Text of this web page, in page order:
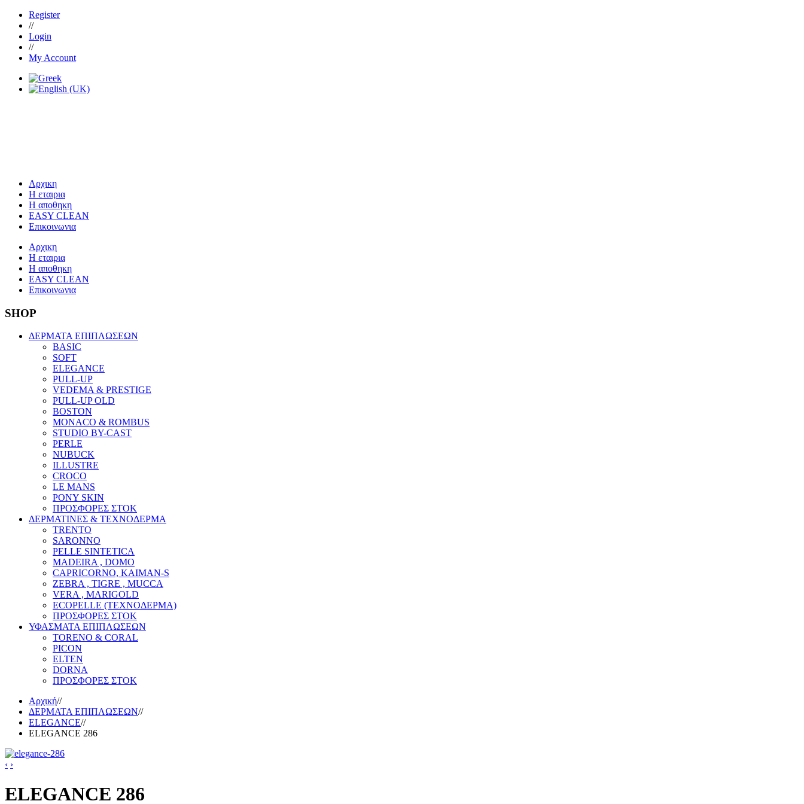
Register
//
Login
//
My Account
Αρχικη
Η εταιρια
Η αποθηκη
EASY CLEAN
Επικοινωνια
Αρχικη
Η εταιρια
Η αποθηκη
EASY CLEAN
Επικοινωνια
SHOP
ΔΕΡΜΑΤΑ ΕΠΙΠΛΩΣΕΩΝ
BASIC
SOFT
ELEGANCE
PULL-UP
VEDEMA & PRESTIGE
PULL-UP OLD
BOSTON
MONACO & ROMBUS
STUDIO BY-CAST
PERLE
NUBUCK
ILLUSTRE
CROCO
LE MANS
PONY SKIN
ΠΡΟΣΦΟΡΕΣ ΣΤΟΚ
ΔΕΡΜΑΤΙΝΕΣ & ΤΕΧΝΟΔΕΡΜΑ
TRENTO
SARONNO
PELLE SINTETICA
MADEIRA , DOMO
CAPRICORNO, KAIMAN-S
ZEBRA , TIGRE , MUCCA
VERA , MARIGOLD
ECOPELLE (ΤΕΧΝΟΔΕΡΜΑ)
ΠΡΟΣΦΟΡΕΣ ΣΤΟΚ
ΥΦΑΣΜΑΤΑ ΕΠΙΠΛΩΣΕΩΝ
TORENO & CORAL
PICON
ELTEN
DORNA
ΠΡΟΣΦΟΡΕΣ ΣΤΟΚ
Αρχική//
ΔΕΡΜΑΤΑ ΕΠΙΠΛΩΣΕΩΝ//
ELEGANCE//
ELEGANCE 286
‹ ›
ELEGANCE 286